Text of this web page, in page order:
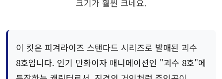
크기가 훨씬 크네요.
이 킷은 피겨라이즈 스탠다드 시리즈로 발매된 괴수
8호입니다. 인기 만화이자 애니메이션인 "괴수 8호"에